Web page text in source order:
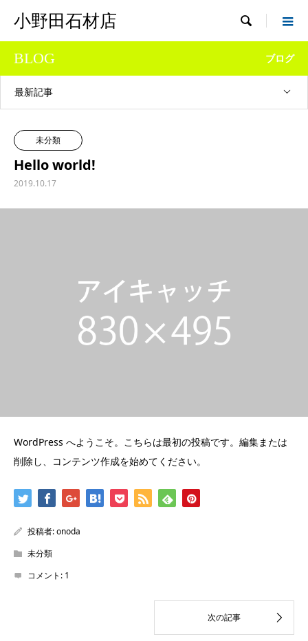
小野田石材店 
BLOG ブログ
最新記事
未分類
Hello world!
2019.10.17
WordPress へようこそ。こちらは最初の投稿です。編集または
削除し、コンテンツ作成を始めてください。
投稿者:onoda
未分類
コメント: 1